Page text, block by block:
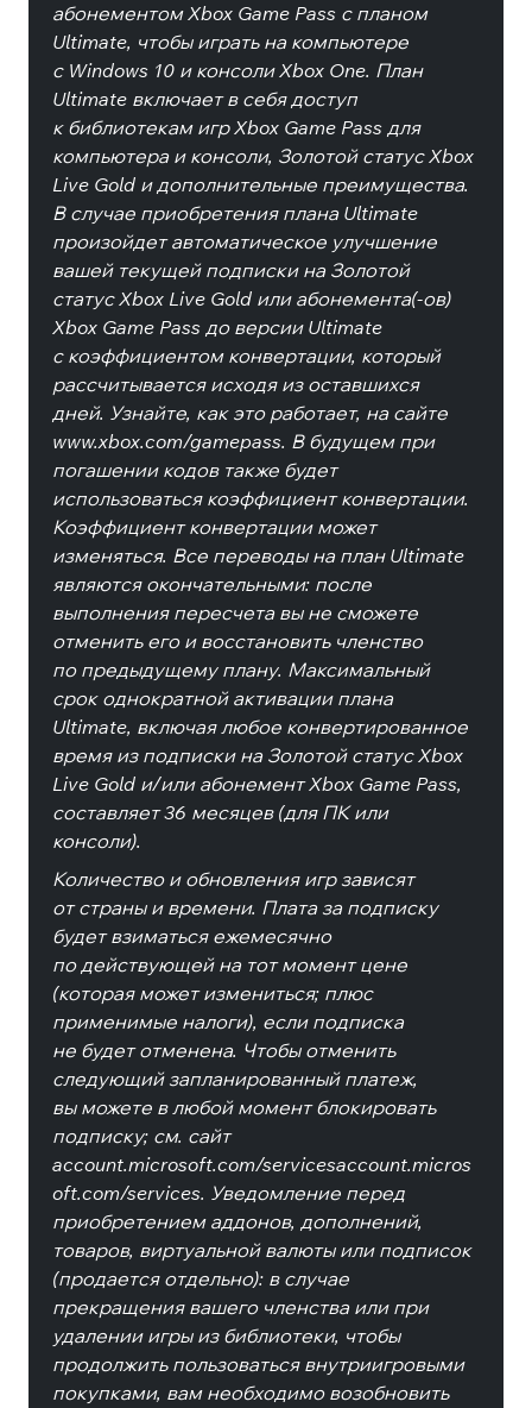
абонементом Xbox Game Pass с планом
Ultimate, чтобы играть на компьютере
с Windows 10 и консоли Xbox One. План
Ultimate включает в себя доступ
к библиотекам игр Xbox Game Pass для
компьютера и консоли, Золотой статус Xbox
Live Gold и дополнительные преимущества.
В случае приобретения плана Ultimate
произойдет автоматическое улучшение
вашей текущей подписки на Золотой
статус Xbox Live Gold или абонемента(-ов)
Xbox Game Pass до версии Ultimate
с коэффициентом конвертации, который
рассчитывается исходя из оставшихся
дней. Узнайте, как это работает, на сайте
www.xbox.com/gamepass. В будущем при
погашении кодов также будет
использоваться коэффициент конвертации.
Коэффициент конвертации может
изменяться. Все переводы на план Ultimate
являются окончательными: после
выполнения пересчета вы не сможете
отменить его и восстановить членство
по предыдущему плану. Максимальный
срок однократной активации плана
Ultimate, включая любое конвертированное
время из подписки на Золотой статус Xbox
Live Gold и/или абонемент Xbox Game Pass,
составляет 36 месяцев (для ПК или
консоли).
Количество и обновления игр зависят
от страны и времени. Плата за подписку
будет взиматься ежемесячно
по действующей на тот момент цене
(которая может измениться; плюс
применимые налоги), если подписка
не будет отменена. Чтобы отменить
следующий запланированный платеж,
вы можете в любой момент блокировать
подписку; см. сайт
account.microsoft.com/servicesaccount.micros
oft.com/services. Уведомление перед
приобретением аддонов, дополнений,
товаров, виртуальной валюты или подписок
(продается отдельно): в случае
прекращения вашего членства или при
удалении игры из библиотеки, чтобы
продолжить пользоваться внутриигровыми
покупками, вам необходимо возобновить